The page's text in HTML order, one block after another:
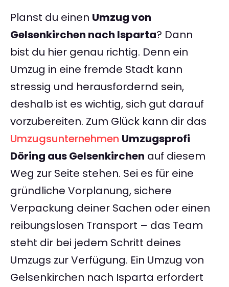
Planst du einen Umzug von
Gelsenkirchen nach Isparta? Dann
bist du hier genau richtig. Denn ein
Umzug in eine fremde Stadt kann
stressig und herausfordernd sein,
deshalb ist es wichtig, sich gut darauf
vorzubereiten. Zum Glück kann dir das
Umzugsunternehmen Umzugsprofi
Döring aus Gelsenkirchen auf diesem
Weg zur Seite stehen. Sei es für eine
gründliche Vorplanung, sichere
Verpackung deiner Sachen oder einen
reibungslosen Transport – das Team
steht dir bei jedem Schritt deines
Umzugs zur Verfügung. Ein Umzug von
Gelsenkirchen nach Isparta erfordert